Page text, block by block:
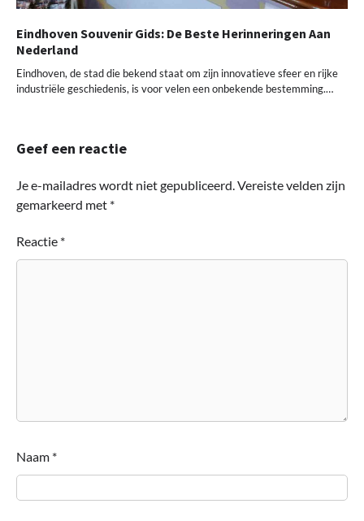
Eindhoven Souvenir Gids: De Beste Herinneringen Aan
Nederland
Eindhoven, de stad die bekend staat om zijn innovatieve sfeer en rijke
industriële geschiedenis, is voor velen een onbekende bestemming.…
Geef een reactie
Je e-mailadres wordt niet gepubliceerd.Vereiste velden zijn
gemarkeerd met *
Reactie *
Naam *